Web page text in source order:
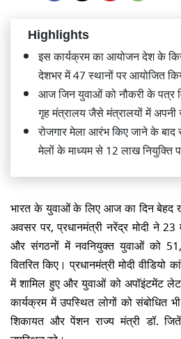
Highlights
इस कार्यक्रम का आयोजन देश के
देशभर में 47 स्थानों पर आयोजित
आज जिन युवाओं को नौकरी के पत्र
गृह मंत्रालय जैसे मंत्रालयों में अपनी
रोजगार मेला आरंभ किए जाने के
मेलों के माध्यम से 12 लाख नियुक्ति
भारत के युवाओं के लिए आज का दिन बेहद
अवसर पर, प्रधानमंत्री नरेंद्र मोदी ने 23
और संगठनों में नवनियुक्त युवाओं को
वितरित किए। प्रधानमंत्री मोदी
में शामिल हुए और युवाओं को अपॉइंटमेंट
कार्यक्रम में उपस्थित लोगों को संबोधित
शिकायत और पेंशन राज्य मंत्री डॉ.